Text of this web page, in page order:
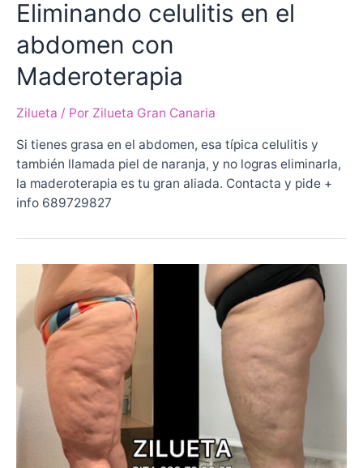
Eliminando celulitis en el
abdomen con
Maderoterapia
Zilueta / Por Zilueta Gran Canaria
Si tienes grasa en el abdomen, esa típica celulitis y
también llamada piel de naranja, y no logras eliminarla,
la maderoterapia es tu gran aliada. Contacta y pide +
info 689729827